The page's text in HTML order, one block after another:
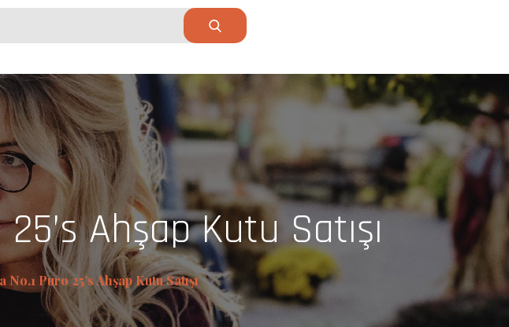
Ahşap Kutu Satışı
Puro 25’s Ahşap Kutu Satışı